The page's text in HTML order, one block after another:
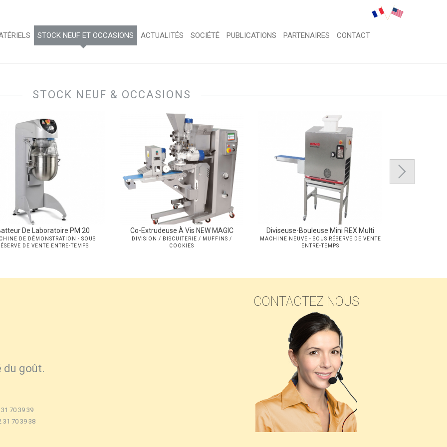
STOCK NEUF ET OCCASIONS ACTUALITÉS SOCIÉTÉ PUBLICATIONS PARTENAIRES CONTACT
STOCK NEUF & OCCASIONS
De Laboratoire PM 20
DE DÉMONSTRATION - SOUS
DE VENTE ENTRE-TEMPS
Co-Extrudeuse À Vis NEW MAGIC
DIVISION / BISCUITERIE / MUFFINS /
COOKIES
Diviseuse-Bouleuse Mini REX Multi
MACHINE NEUVE - SOUS RÉSERVE DE VENTE
ENTRE-TEMPS
du goût.
70 39 39
31 70 39 38
CONTACTEZ NOUS